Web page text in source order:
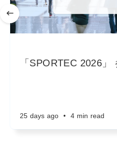
「SPORTEC 2026
25 days ago • 4 min read